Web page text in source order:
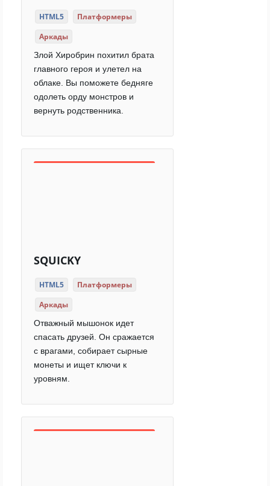
HTML5
Платформеры
Аркады
Злой Хиробрин похитил брата
главного героя и улетел на
облаке. Вы поможете бедняге
одолеть орду монстров и
вернуть родственника.
SQUICKY
HTML5
Платформеры
Аркады
Отважный мышонок идет
спасать друзей. Он сражается
с врагами, собирает сырные
монеты и ищет ключи к
уровням.